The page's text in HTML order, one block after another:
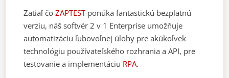
Zatiaľ čoZAPTESTponúka fantastickú bezplatnú
verziu, náš softvér 2 v 1 Enterprise umožňuje
automatizáciu ľubovoľnej úlohy pre akúkoľvek
technológiu používateľského rozhrania a API, pre
testovanie a implementáciu RPA.